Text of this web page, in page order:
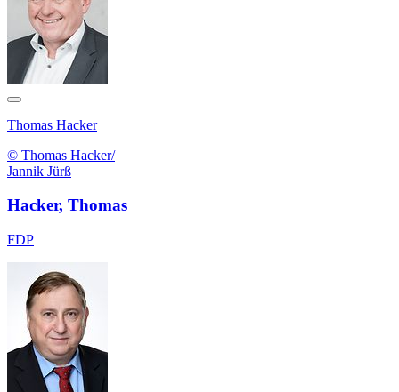
Thomas Hacker
© Thomas Hacker/
Jannik Jürß
Hacker, Thomas
FDP